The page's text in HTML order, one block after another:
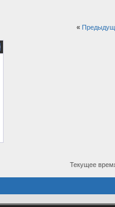
«
Текущее